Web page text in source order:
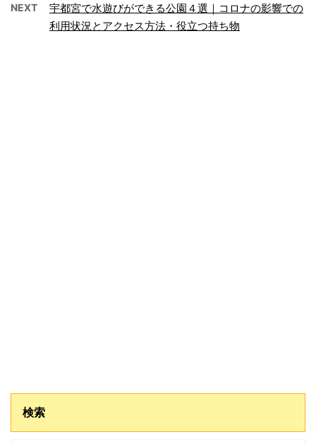
NEXT
宇都宮で水遊びができる公園４選｜コロナの影響での
利用状況とアクセス方法・役立つ持ち物
検索